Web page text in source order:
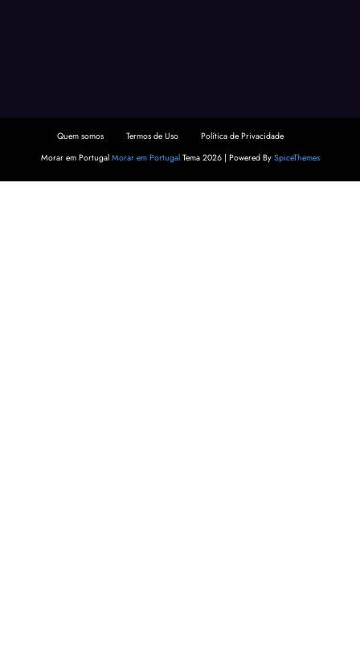
Quem somos Termos de Uso
Política de Privacidade
Morar em Portugal Morar em PortugalTema 2026 | Powered By SpiceThemes